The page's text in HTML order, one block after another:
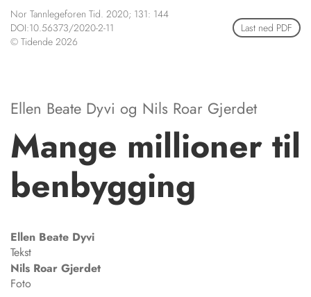
KURSKALENDER
STILLINGER
KJØP & SALG
Scientific articles
Publication and media
Nor Tannlegeforen Tid. 2020; 131: 144
DOI:10.56373/2020-2-11
© Tidende 2026
Last ned PDF
Ellen Beate Dyvi og Nils Roar Gjerdet
Mange millioner til
benbygging
Ellen Beate Dyvi
Tekst
Nils Roar Gjerdet
Foto